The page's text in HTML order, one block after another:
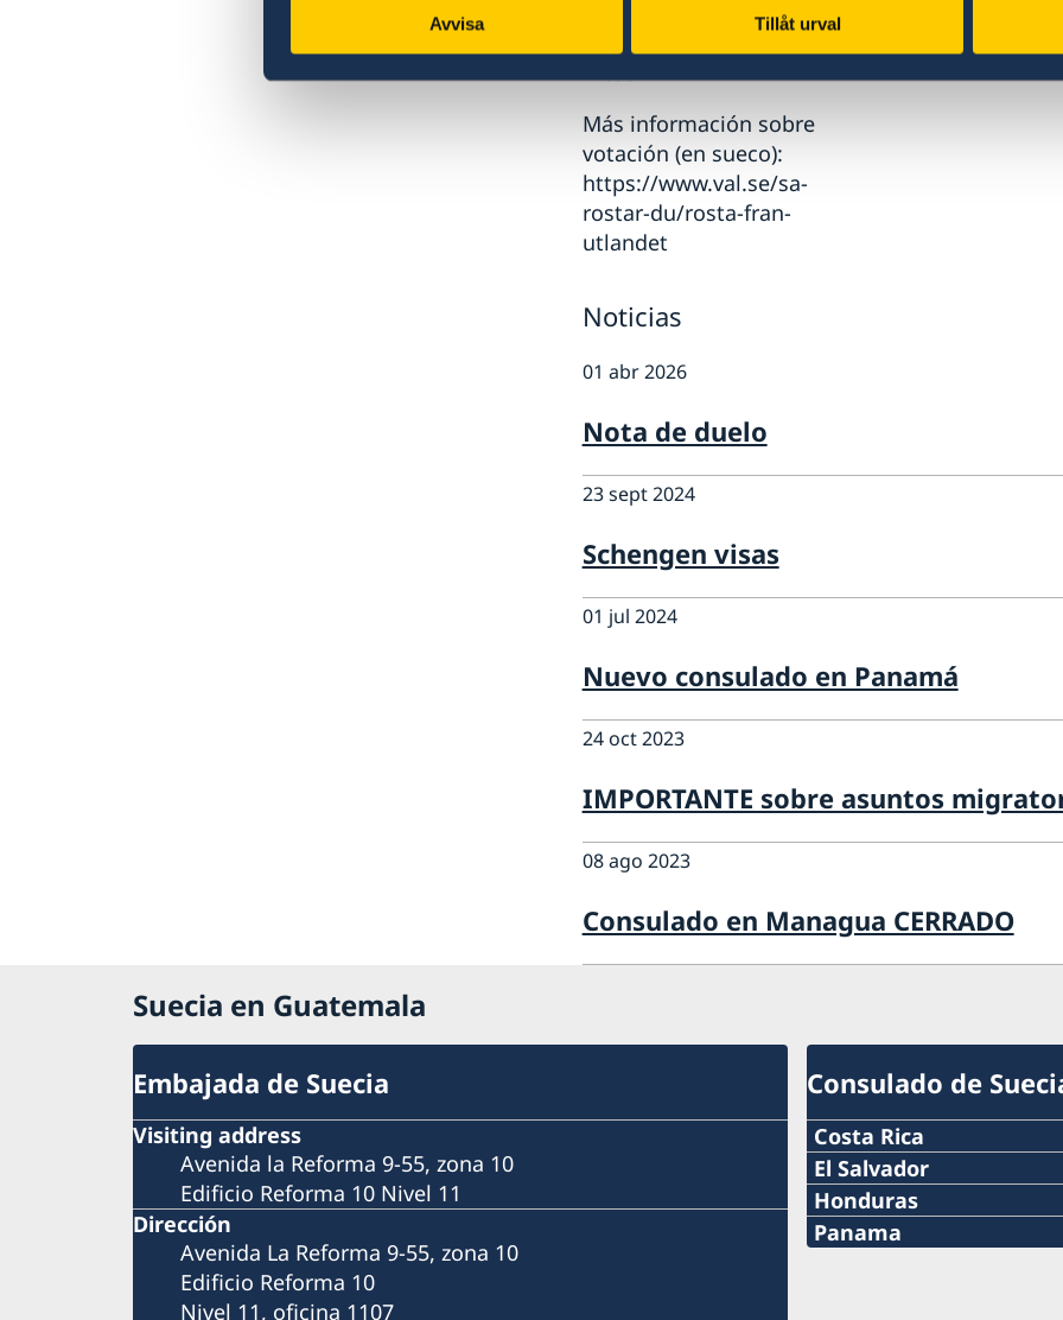
Avvisa Tillåt urval
Sábado 29/aug 09:00 -
12:00
Más información sobre
votación (en sueco):
https://www.val.se/sa-
rostar-du/rosta-fran-
utlandet
Noticias
01 abr 2026
Nota de duelo
23 sept 2024
Schengen visas
01 jul 2024
Nuevo consulado en Panamá
24 oct 2023
IMPORTANTE sobre asuntos
08 ago 2023
Consulado en Managua CERRADO
Suecia en Guatemala
Embajada de Suecia
Visiting address
Avenida la Reforma 9-55, zona 10
Edificio Reforma 10 Nivel 11
Dirección
Avenida La Reforma 9-55, zona 10
Edificio Reforma 10
Nivel 11, oficina 1107
Consulado de
Costa Rica
Teléfono:
+506 2213 0620
El Salvador
Teléfono:
+503 2555 1000
Honduras
Teléfono:
Panama